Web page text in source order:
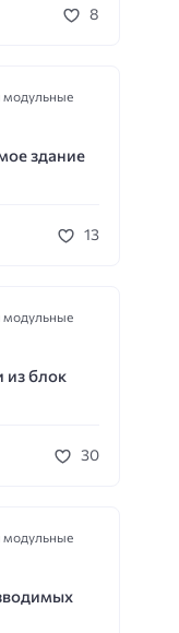
8
модульные
здание
13
модульные
из блок
30
модульные